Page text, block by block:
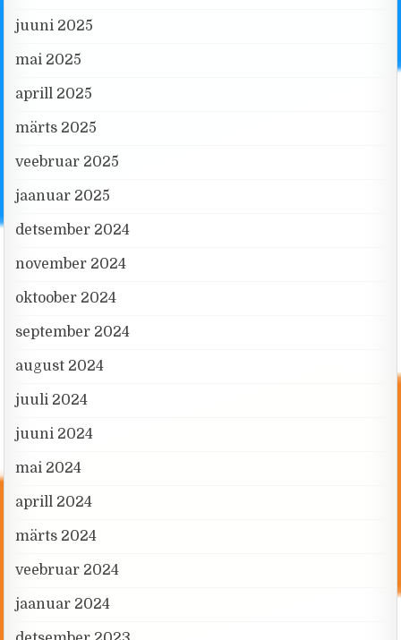
juuni 2025
mai 2025
aprill 2025
märts 2025
veebruar 2025
jaanuar 2025
detsember 2024
november 2024
oktoober 2024
september 2024
august 2024
juuli 2024
juuni 2024
mai 2024
aprill 2024
märts 2024
veebruar 2024
jaanuar 2024